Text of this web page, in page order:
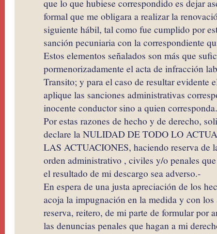
que lo que hubiese correspondido es dejar
formal que me obligara a realizar la
siguiente hábil, tal como fue cumplido por
sanción pecuniaria con la correspondiente
Estos elementos señalados son más que
pormenorizadamente el acta de infracción
Transito; y para el caso de resultar evidente
aplique las sanciones administrativas
inocente conductor sino a quien corresponda.
Por estas razones de hecho y de derecho,
declare la NULIDAD DE TODO LO
LAS ACTUACIONES, haciendo reserva de
orden administrativo , civiles y/o penales
el resultado de mi descargo sea adverso.-
En espera de una justa apreciación de los
acoja la impugnación en la medida y con los
reserva, reitero, de mi parte de formular por
las denuncias penales que hagan a mi